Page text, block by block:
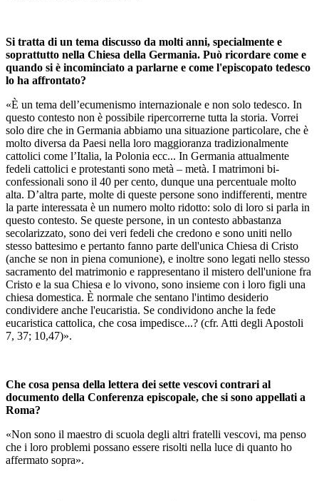
Si tratta di un tema discusso da molti anni, specialmente e
soprattutto nella Chiesa della Germania. Può ricordare come e
quando si è incominciato a parlarne e come l'episcopato tedesco
lo ha affrontato?
«È un tema dell’ecumenismo internazionale e non solo tedesco. In
questo contesto non è possibile ripercorrerne tutta la storia. Vorrei
solo dire che in Germania abbiamo una situazione particolare, che è
molto diversa da Paesi nella loro maggioranza tradizionalmente
cattolici come l’Italia, la Polonia ecc... In Germania attualmente
fedeli cattolici e protestanti sono metà – metà. I matrimoni bi-
confessionali sono il 40 per cento, dunque una percentuale molto
alta. D’altra parte, molte di queste persone sono indifferenti, mentre
la parte interessata è un numero molto ridotto: solo di loro si parla in
questo contesto. Se queste persone, in un contesto abbastanza
secolarizzato, sono dei veri fedeli che credono e sono uniti nello
stesso battesimo e pertanto fanno parte dell'unica Chiesa di Cristo
(anche se non in piena comunione), e inoltre sono legati nello stesso
sacramento del matrimonio e rappresentano il mistero dell'unione fra
Cristo e la sua Chiesa e lo vivono, sono insieme con i loro figli una
chiesa domestica. È normale che sentano l'intimo desiderio
condividere anche l'eucaristia. Se condividono anche la fede
eucaristica cattolica, che cosa impedisce...? (cfr. Atti degli Apostoli
7, 37; 10,47)».
Che cosa pensa della lettera dei sette vescovi contrari al
documento della Conferenza episcopale, che si sono appellati a
Roma?
«Non sono il maestro di scuola degli altri fratelli vescovi, ma penso
che i loro problemi possano essere risolti nella luce di quanto ho
affermato sopra».